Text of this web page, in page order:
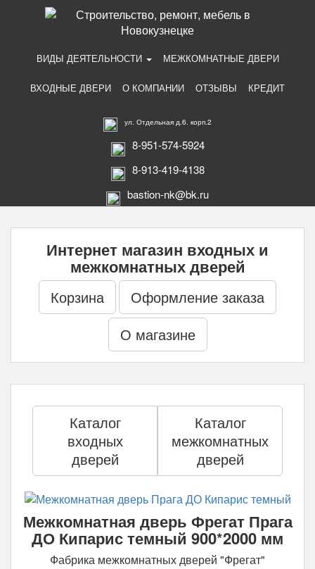
ВИДЫ ДЕЯТЕЛЬНОСТИ МЕЖКОМНАТНЫЕ ДВЕРИ
ВХОДНЫЕ ДВЕРИ О КОМПАНИИ ОТЗЫВЫ КРЕДИТ
ул. Отдельная д.6. корп.2
8-951-574-5924
8-913-419-4138
bastion-nk@bk.ru
Интернет магазин входных и
межкомнатных дверей
Корзина
Оформление заказа
О магазине
Каталог
входных
дверей
Каталог
межкомнатных
дверей
Межкомнатная дверь Фрегат Прага
ДО Кипарис темный 900*2000 мм
Фабрика межкомнатных дверей "Фрегат"